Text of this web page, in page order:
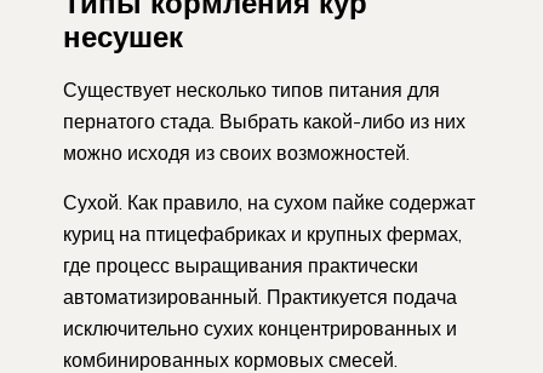
несушек
Существует несколько типов питания для
пернатого стада. Выбрать какой-либо из них
можно исходя из своих возможностей.
Сухой. Как правило, на сухом пайке содержат
куриц на птицефабриках и крупных фермах,
где процесс выращивания практически
автоматизированный. Практикуется подача
исключительно сухих концентрированных и
комбинированных кормовых смесей.